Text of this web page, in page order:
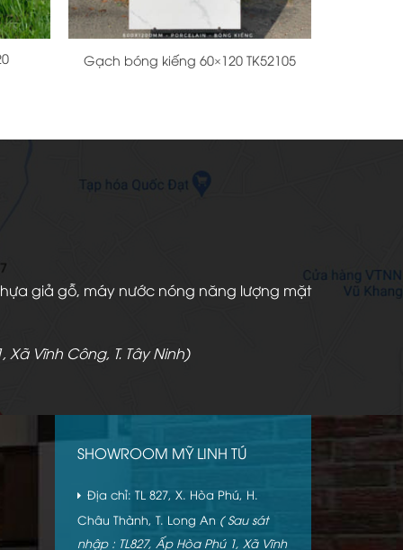
+
Gạch bóng kiếng 60×120 TK52105
giả gỗ, máy nước nóng năng lượng mặt
Xã Vĩnh Công, T. Tây Ninh)
SHOWROOM MỸ LINH TÚ
Địa chỉ: TL 827, X. Hòa Phú, H.
Châu Thành, T. Long An ( Sau sát
nhập : TL827, Ấp Hòa Phú 1, Xã Vĩnh